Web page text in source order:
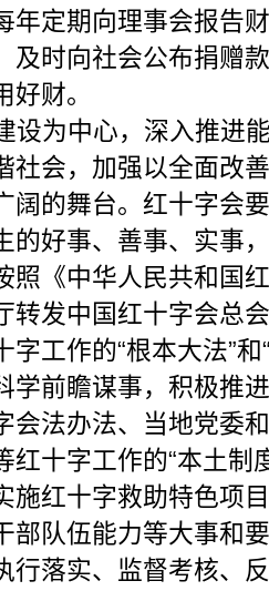
年定期向理事会报告
及时向社会公布捐赠
好财。
为中心，深入推进
社会，加强以全面改
阔的舞台。红十字会
的好事、善事、实事
照《中华人民共和国
转发中国红十字会总
字工作的“根本大法”
学前瞻谋事，积极推
会法办法、当地党委
红十字工作的“本土制
施红十字救助特色项
部队伍能力等大事和
行落实、监督考核、